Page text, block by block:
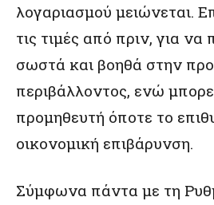
λογαριασμού μειώνεται.
τις τιμές από πριν, για να
σωστά και βοηθά στην
περιβάλλοντος, ενώ
προμηθευτή όποτε το
οικονομική επιβάρυνση.
Σύμφωνα πάντα με τη